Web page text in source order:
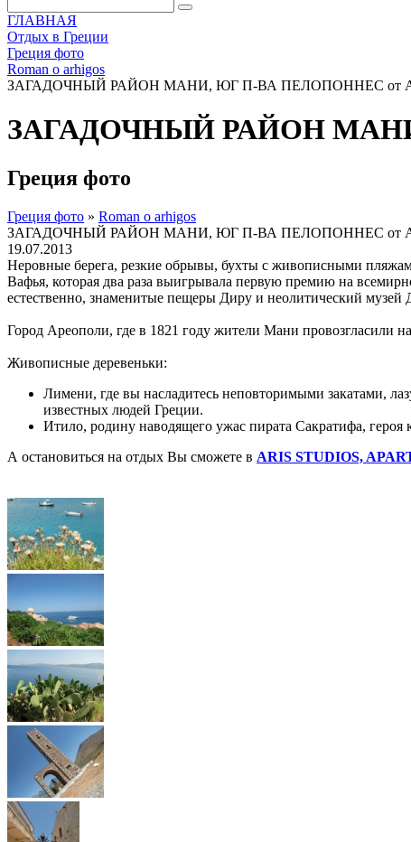
ГЛАВНАЯ
Отдых в Греции
Греция фото
Roman o arhigos
ЗАГАДОЧНЫЙ РАЙОН МАНИ, ЮГ П-ВА ПЕЛОПОННЕС от
ЗАГАДОЧНЫЙ РАЙОН
Греция фото
Греция фото » Roman o arhigos
ЗАГАДОЧНЫЙ РАЙОН МАНИ, ЮГ П-ВА ПЕЛОПОННЕС от
19.07.2013
Неровные берега, резкие обрывы, бухты с живописными
Вафья, которая два раза выигрывала первую премию на
естественно, знаменитые пещеры Диру и неолитический музей
Город Ареополи, где в 1821 году жители Мани провозгласили
Живописные деревеньки:
Лимени, где вы насладитесь неповторимыми закатами,
известных людей Греции.
Итило, родину наводящего ужас пирата Сакратифа,
А остановиться на отдых Вы сможете в ARIS STUDIOS,